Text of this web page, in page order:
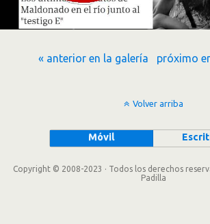
« anterior en la galería próximo
Volver arriba
Móvil
Copyright © 2008-2023 · Todos los derechos
Padilla